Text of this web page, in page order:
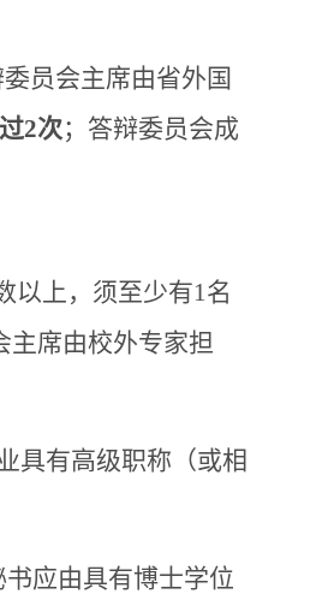
员会主席由省外国
2次；答辩委员会成
以上，须至少有1名
主席由校外专家担
具有高级职称（或相
应由具有博士学位